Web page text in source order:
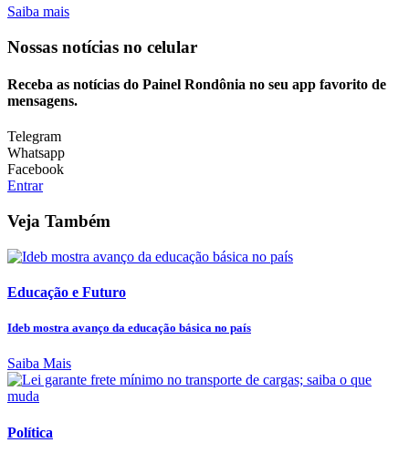
Saiba mais
Nossas notícias no celular
Receba as notícias do Painel Rondônia no seu app favorito de
mensagens.
Telegram
Whatsapp
Facebook
Entrar
Veja Também
Educação e Futuro
Ideb mostra avanço da educação básica no país
Saiba Mais
Política